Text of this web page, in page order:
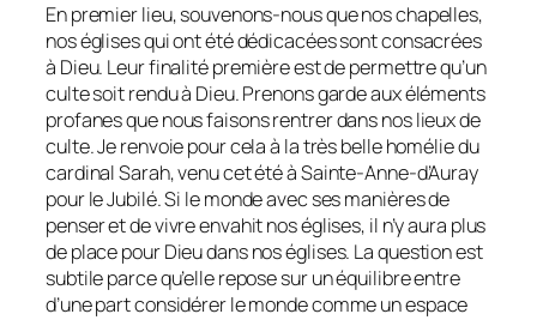
En premier lieu, souvenons-nous que nos chapelles,
nos églises qui ont été dédicacées sont consacrées
à Dieu. Leur finalité première est de permettre qu’un
culte soit rendu à Dieu. Prenons garde aux éléments
profanes que nous faisons rentrer dans nos lieux de
culte. Je renvoie pour cela à la très belle homélie du
cardinal Sarah, venu cet été à Sainte-Anne-d’Auray
pour le Jubilé. Si le monde avec ses manières de
penser et de vivre envahit nos églises, il n’y aura plus
de place pour Dieu dans nos églises. La question est
subtile parce qu’elle repose sur un équilibre entre
d’une part considérer le monde comme un espace